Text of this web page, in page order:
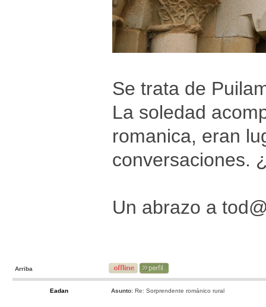
Se trata de
La soledad
romanica, eran
conversaciones.
Un abrazo a
Arriba
Eadan Asunto: Re: Sorprendente románico rural